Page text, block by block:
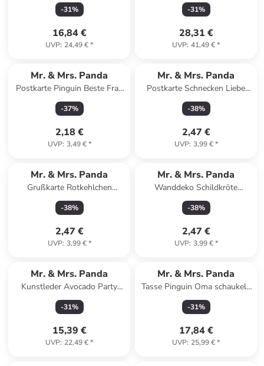
-31%
16,84 €
UVP: 24,49 €*
in Weiß
-31%
28,31 €
UVP: 41,49 €*
Mr. & Mrs. Panda
Postkarte Pinguin Beste Frau
der Welt mit Spruch in Weiß
-37%
2,18 €
UVP: 3,49 €*
Mr. & Mrs. Panda
Postkarte Schnecken Liebe
mit Spruch in Weiß
-38%
2,47 €
UVP: 3,99 €*
Mr. & Mrs. Panda
Grußkarte Rotkehlchen
Weihnachten mit Spruch in
Eisblau
-38%
2,47 €
UVP: 3,99 €*
Mr. & Mrs. Panda
Wanddeko Schildkröte
MHerzieren mit Spruch in Blau
Pastell
-38%
2,47 €
UVP: 3,99 €*
Mr. & Mrs. Panda
Kunstleder Avocado Party
ohne Spruch in Gelb Pastell
-31%
15,39 €
UVP: 22,49 €*
Mr. & Mrs. Panda
Tasse Pinguin Oma schaukeln
mit Spruch in Grau Pastell
-31%
17,84 €
UVP: 25,99 €*